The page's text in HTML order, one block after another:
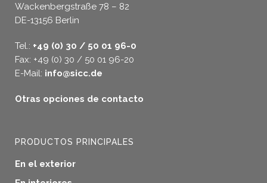
Wackenbergstraße 78 – 82
DE-13156 Berlin
Tel.: +49 (0) 30 / 50 01 96-0
Fax: +49 (0) 30 / 50 01 96-20
E-Mail: info@sicc.de
Otras opciones de contacto
PRODUCTOS PRINCIPALES
En el exterior